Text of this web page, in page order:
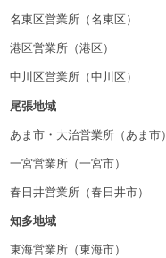
名東区営業所（名東区）
港区営業所（港区）
中川区営業所（中川区）
尾張地域
あま市・大治営業所（あま市）
一宮営業所（一宮市）
春日井営業所（春日井市）
知多地域
東海営業所（東海市）